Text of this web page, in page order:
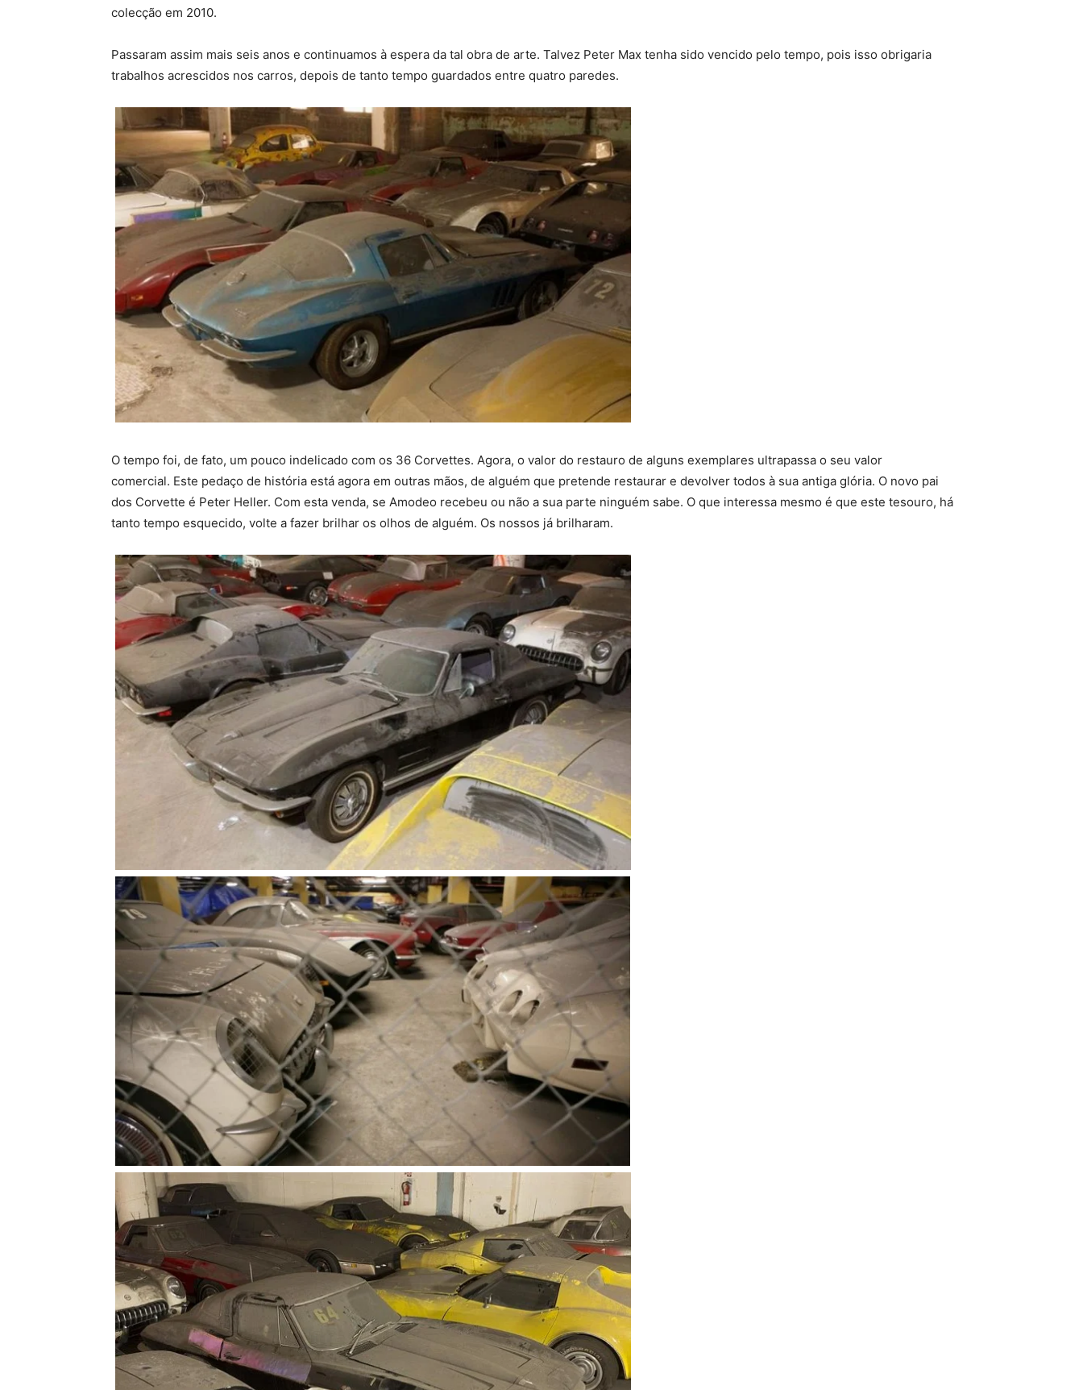
colecção em 2010.
Passaram assim mais seis anos e continuamos à espera da tal obra de arte. Talvez Peter Max tenha sido vencido pelo tempo, pois isso obrigaria
trabalhos acrescidos nos carros, depois de tanto tempo guardados entre quatro paredes.
O tempo foi, de fato, um pouco indelicado com os 36 Corvettes. Agora, o valor do restauro de alguns exemplares ultrapassa o seu valor
comercial. Este pedaço de história está agora em outras mãos, de alguém que pretende restaurar e devolver todos à sua antiga glória. O novo pai
dos Corvette é Peter Heller. Com esta venda, se Amodeo recebeu ou não a sua parte ninguém sabe. O que interessa mesmo é que este tesouro, há
tanto tempo esquecido, volte a fazer brilhar os olhos de alguém. Os nossos já brilharam.